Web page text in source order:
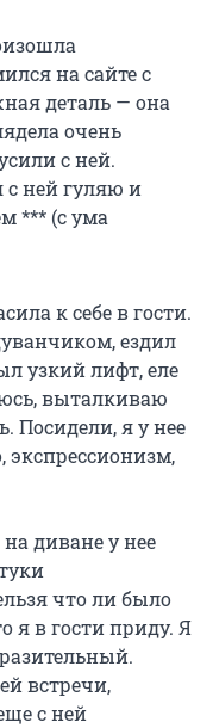
на сайте с
деталь — она
очень
с ней.
с ней гуляю и
*** (с ума
к себе в гости.
ездил
узкий лифт, еле
выталкиваю
Посидели, я у нее
экспрессионизм,
диване у нее
что ли было
я в гости приду. Я
встречи,
с ней